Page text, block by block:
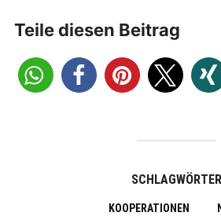
Teile diesen Beitrag
SCHLAGWÖRTER
KOOPERATIONEN